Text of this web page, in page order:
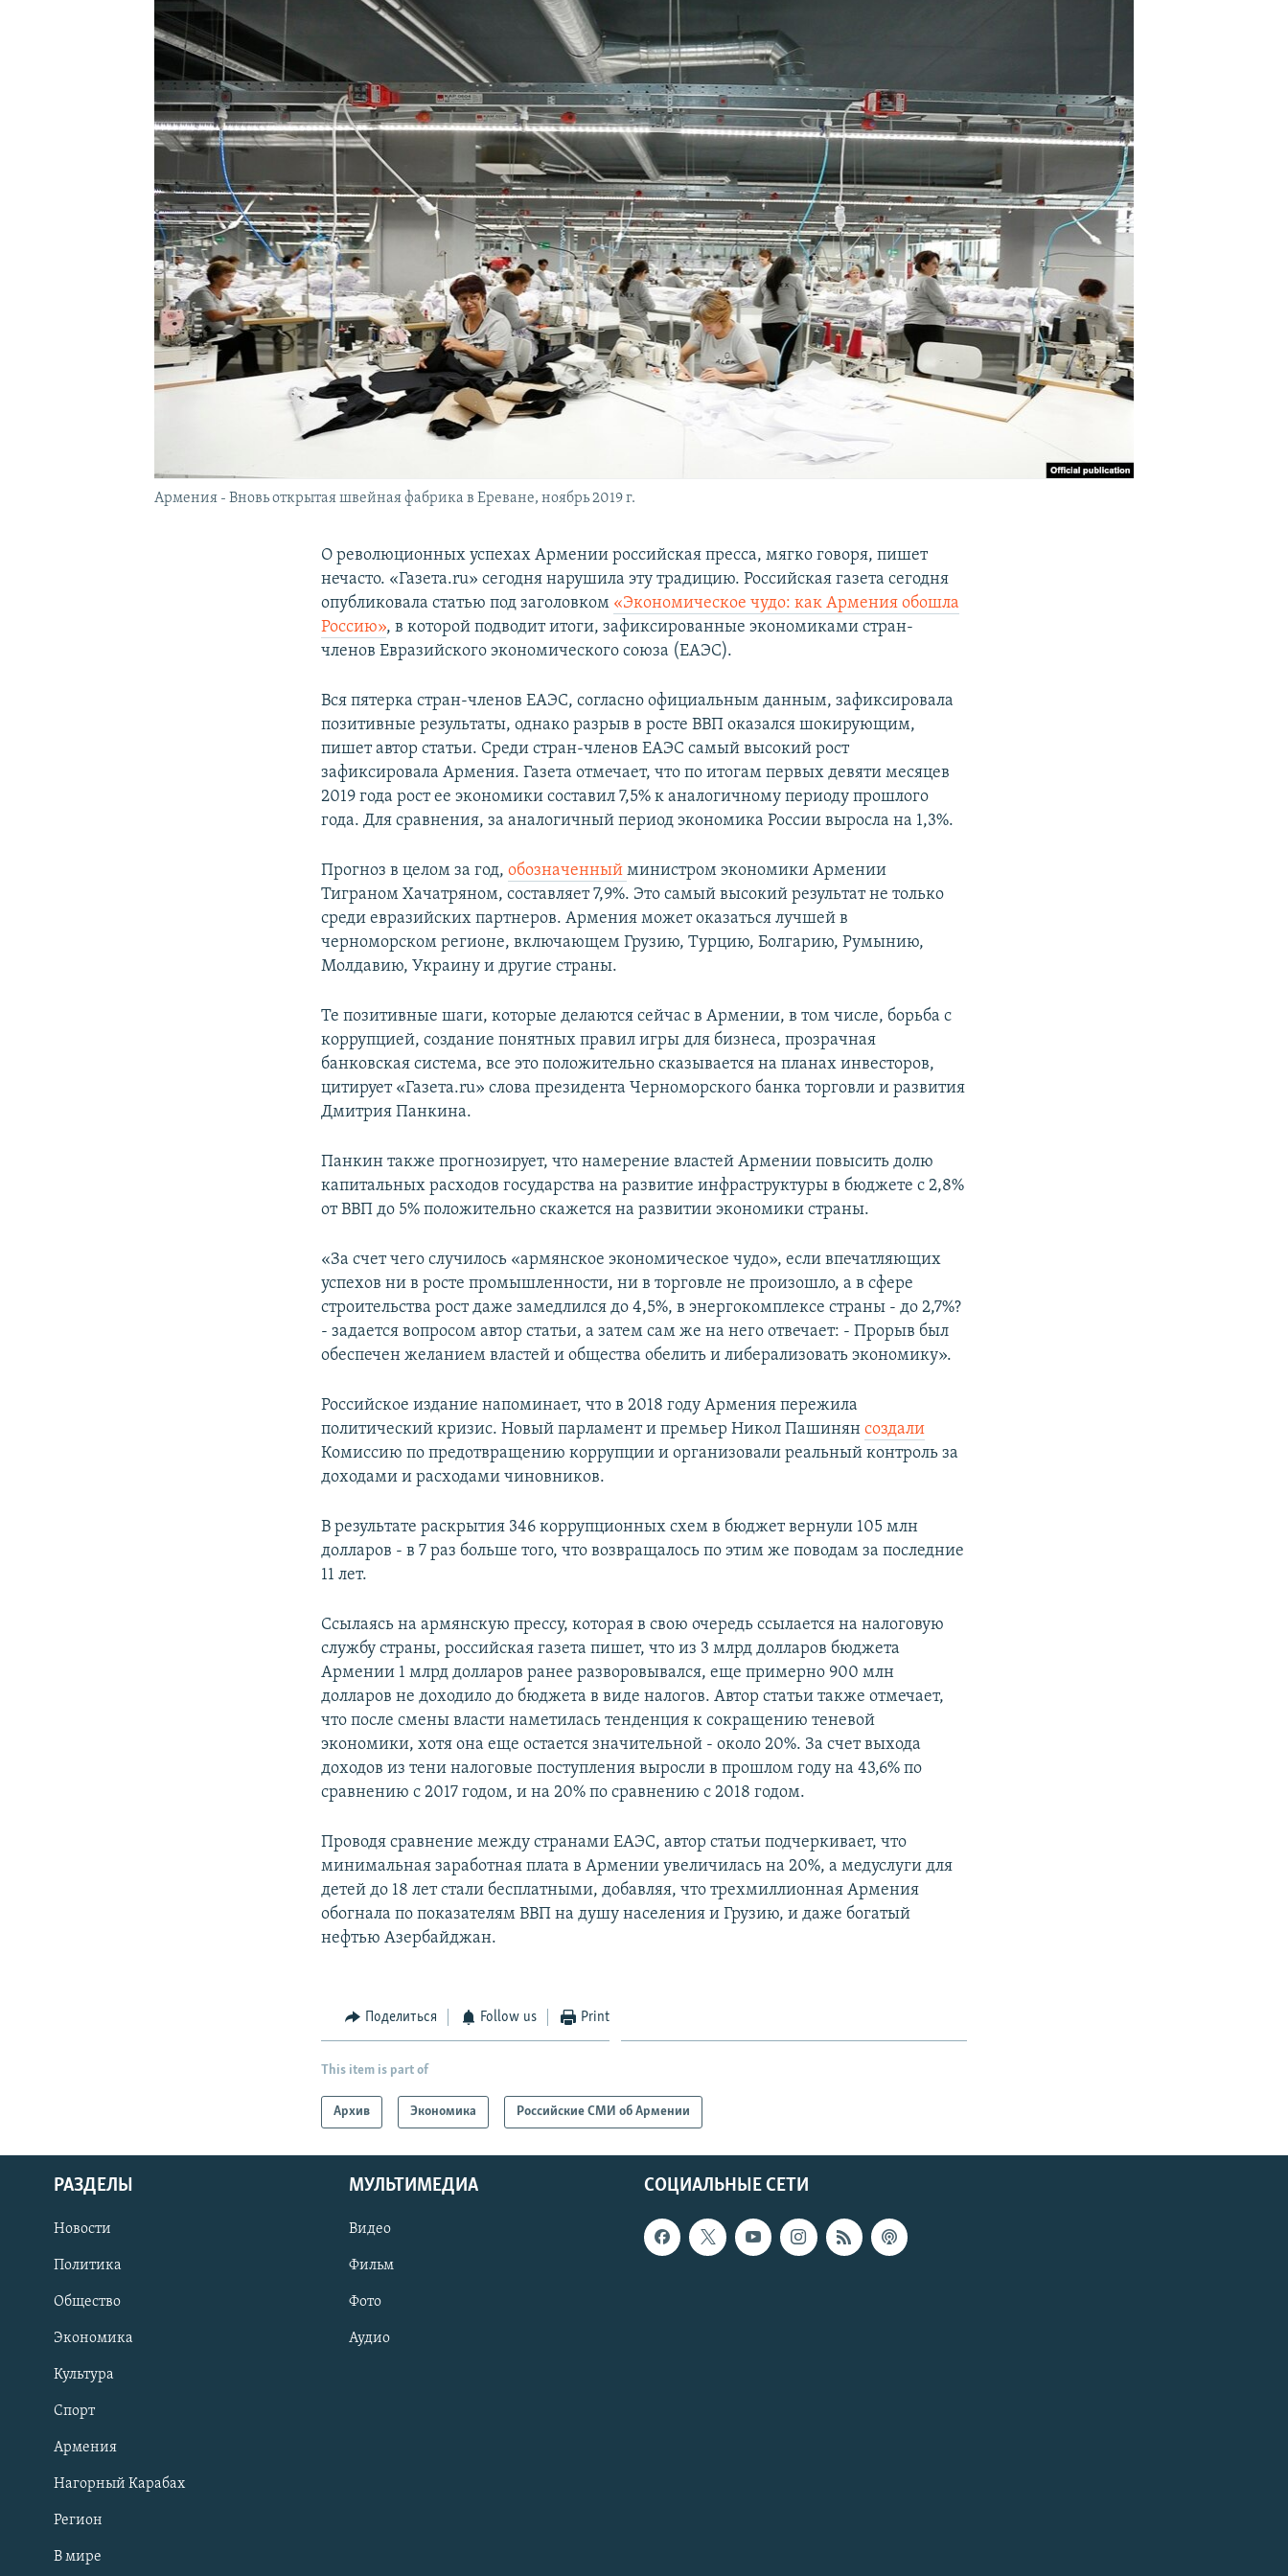
Армения - Вновь открытая швейная фабрика в Ереване, ноябрь 2019 г.
О революционных успехах Армении российская пресса, мягко говоря, пишет
нечасто. «Газета.ru» сегодня нарушила эту традицию. Российская газета сегодня
опубликовала статью под заголовком «Экономическое чудо: как Армения обошла
Россию», в которой подводит итоги, зафиксированные экономиками стран-
членов Евразийского экономического союза (ЕАЭС).
Вся пятерка стран-членов ЕАЭС, согласно официальным данным, зафиксировала
позитивные результаты, однако разрыв в росте ВВП оказался шокирующим,
пишет автор статьи. Среди стран-членов ЕАЭС самый высокий рост
зафиксировала Армения. Газета отмечает, что по итогам первых девяти месяцев
2019 года рост ее экономики составил 7,5% к аналогичному периоду прошлого
года. Для сравнения, за аналогичный период экономика России выросла на 1,3%.
Прогноз в целом за год,обозначенныйминистром экономики Армении
Тиграном Хачатряном, составляет 7,9%. Это самый высокий результат не только
среди евразийских партнеров. Армения может оказаться лучшей в
черноморском регионе, включающем Грузию, Турцию, Болгарию, Румынию,
Молдавию, Украину и другие страны.
Те позитивные шаги, которые делаются сейчас в Армении, в том числе, борьба с
коррупцией, создание понятных правил игры для бизнеса, прозрачная
банковская система, все это положительно сказывается на планах инвесторов,
цитирует «Газета.ru» слова президента Черноморского банка торговли и развития
Дмитрия Панкина.
Панкин также прогнозирует, что намерение властей Армении повысить долю
капитальных расходов государства на развитие инфраструктуры в бюджете с 2,8%
от ВВП до 5% положительно скажется на развитии экономики страны.
«За счет чего случилось «армянское экономическое чудо», если впечатляющих
успехов ни в росте промышленности, ни в торговле не произошло, а в сфере
строительства рост даже замедлился до 4,5%, в энергокомплексе страны - до 2,7%?
- задается вопросом автор статьи, а затем сам же на него отвечает: - Прорыв был
обеспечен желанием властей и общества обелить и либерализовать экономику».
Российское издание напоминает, что в 2018 году Армения пережила
политический кризис. Новый парламент и премьер Никол Пашинянсоздали
Комиссию по предотвращению коррупции и организовали реальный контроль за
доходами и расходами чиновников.
В результате раскрытия 346 коррупционных схем в бюджет вернули 105 млн
долларов - в 7 раз больше того, что возвращалось по этим же поводам за последние
11 лет.
Ссылаясь на армянскую прессу, которая в свою очередь ссылается на налоговую
службу страны, российская газета пишет, что из 3 млрд долларов бюджета
Армении 1 млрд долларов ранее разворовывался, еще примерно 900 млн
долларов не доходило до бюджета в виде налогов. Автор статьи также отмечает,
что после смены власти наметилась тенденция к сокращению теневой
экономики, хотя она еще остается значительной - около 20%. За счет выхода
доходов из тени налоговые поступления выросли в прошлом году на 43,6% по
сравнению с 2017 годом, и на 20% по сравнению с 2018 годом.
Проводя сравнение между странами ЕАЭС, автор статьи подчеркивает, что
минимальная заработная плата в Армении увеличилась на 20%, а медуслуги для
детей до 18 лет стали бесплатными, добавляя, что трехмиллионная Армения
обогнала по показателям ВВП на душу населения и Грузию, и даже богатый
нефтью Азербайджан.
Поделиться Follow us Print
This item is part of
Архив Экономика Российские СМИ об Армении
СОЦИАЛЬНЫЕ СЕТИ
РАЗДЕЛЫ
Новости
Политика
Общество
Экономика
Культура
Спорт
Армения
Нагорный Карабах
Регион
В мире
МУЛЬТИМЕДИА
Видео
Фильм
Фото
Аудио